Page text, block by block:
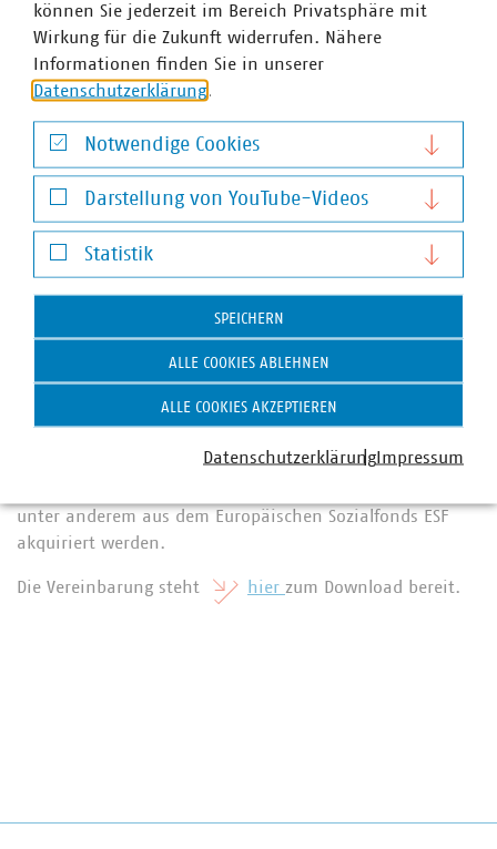
Um Vorschläge für das weitere Vorgehen und erste
konkrete Maßnahmen zu erarbeiten, bilden die
Landesgruppen von VKU, BDEW und DVGW, die
Landesverbände von DWA und BWK sowie die agw ein
Kernteam. Das Landesministeriums für Umwelt,
Landwirtschaft, Natur- und Verbraucherschutz des
Landes Nordrhein-Westfalen (MULNV NRW) sowie die
Sozialpartner Ver.di und der Kommunale
Arbeitgeberverband NRW unterstützen die Arbeit mit
eigenen Kompetenzen und fungieren als Schnittstelle zur
Zur Finanzierung von Maßnahmen und unterstützenden
externen Dienstleistungen wird die Einrichtung eines
Solidarfonds geprüft, der auf freiwilliger Basis von den
sagt zu, einzelne Maßnahmen möglichst
unter anderem aus dem Europäischen Sozialfonds ESF
akquiriert werden.
Die Vereinbarung steht hier zum Download bereit.
können Sie jederzeit im Bereich Privatsphäre mit
Wirkung für die Zukunft widerrufen. Nähere
Informationen finden Sie in unserer
Datenschutzerklärung
Notwendige Cookies
Notwendige Cookies
Darstellung von YouTube-Videos
Darstellung von YouTube-Videos
Statistik
Statistik
SPEICHERN
ALLE COOKIES ABLEHNEN
ALLE COOKIES AKZEPTIEREN
DatenschutzerklärungImpressum